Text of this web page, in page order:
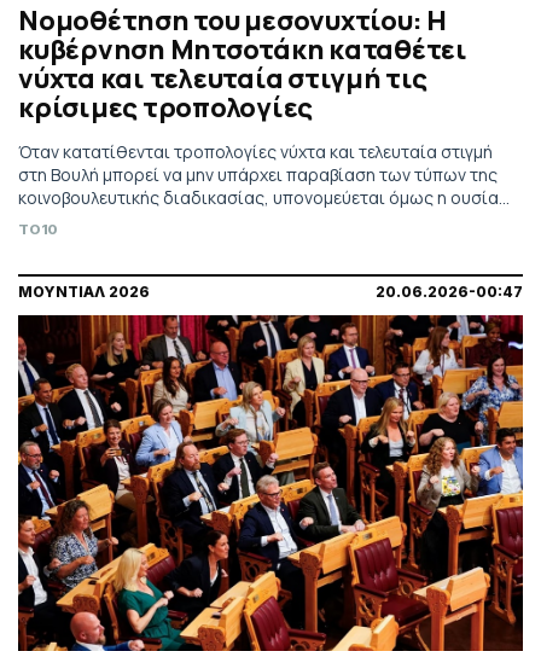
Νομοθέτηση του μεσονυχτίου: Η
κυβέρνηση Μητσοτάκη καταθέτει
νύχτα και τελευταία στιγμή τις
κρίσιμες τροπολογίες
Όταν κατατίθενται τροπολογίες νύχτα και τελευταία στιγμή
στη Βουλή μπορεί να μην υπάρχει παραβίαση των τύπων της
κοινοβουλευτικής διαδικασίας, υπονομεύεται όμως η ουσία
της. Η πρακτική αυτή περιορίζει τον διαθέσιμο χρόνο για
TO10
ΜΟΥΝΤΙΑΛ 2026 20.06.2026-00:47